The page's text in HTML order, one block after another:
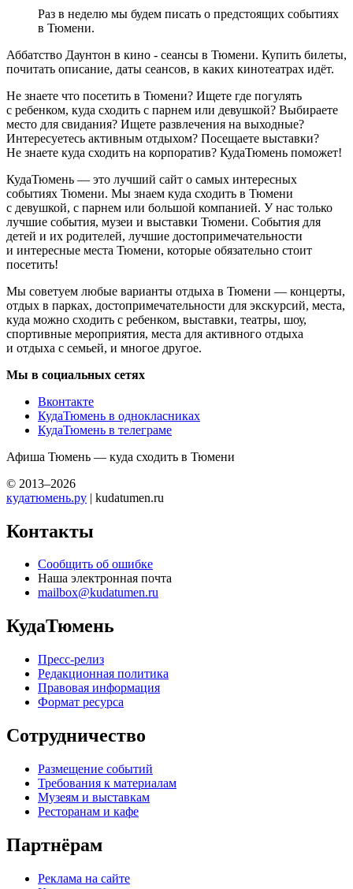
Раз в неделю мы будем писать о предстоящих событиях
в Тюмени.
Аббатство Даунтон в кино - сеансы в Тюмени. Купить билеты,
почитать описание, даты сеансов, в каких кинотеатрах идёт.
Не знаете что посетить в Тюмени? Ищете где погулять
с ребенком, куда сходить с парнем или девушкой? Выбираете
место для свидания? Ищете развлечения на выходные?
Интересуетесь активным отдыхом? Посещаете выставки?
Не знаете куда сходить на корпоратив? КудаТюмень поможет!
КудаТюмень — это лучший сайт о самых интересных
событиях Тюмени. Мы знаем куда сходить в Тюмени
с девушкой, с парнем или большой компанией. У нас только
лучшие события, музеи и выставки Тюмени. События для
детей и их родителей, лучшие достопримечательности
и интересные места Тюмени, которые обязательно стоит
посетить!
Мы советуем любые варианты отдыха в Тюмени — концерты,
отдых в парках, достопримечательности для экскурсий, места,
куда можно сходить с ребенком, выставки, театры, шоу,
спортивные мероприятия, места для активного отдыха
и отдыха с семьей, и многое другое.
Мы в социальных сетях
Вконтакте
КудаТюмень в однокласниках
КудаТюмень в телеграме
Афиша Тюмень — куда сходить в Тюмени
© 2013–2026
кудатюмень.ру | kudatumen.ru
Контакты
Сообщить об ошибке
Наша электронная почта
mailbox@kudatumen.ru
КудаТюмень
Пресс-релиз
Редакционная политика
Правовая информация
Формат ресурса
Сотрудничество
Размещение событий
Требования к материалам
Музеям и выставкам
Ресторанам и кафе
Партнёрам
Реклама на сайте